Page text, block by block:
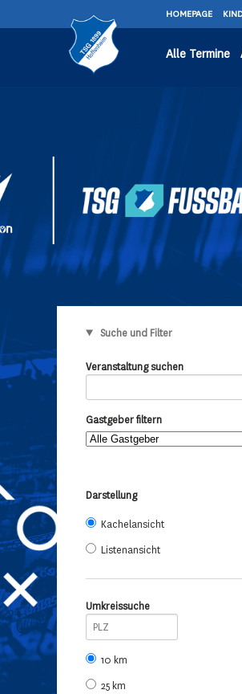
HOMEPAGE
Alle Termine
Suche und Filter
Veranstaltung suchen
Gastgeber filtern
Darstellung
Kachelansicht
Listenansicht
Umkreissuche
10 km
25 km